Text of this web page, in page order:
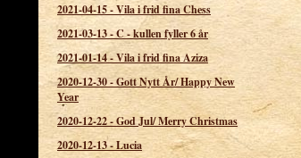
2021-04-15-Vila i frid fina Chess
2021-03-13-C - kullen fyller 6 år
2021-01-14-Vila i frid fina Aziza
2020-12-30-Gott Nytt År/ Happy New
Year
2020-12-22-God Jul/ Merry Christmas
2020-12-13-Lucia